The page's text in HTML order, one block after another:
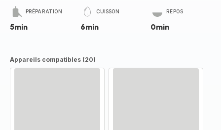
PRÉPARATION
5min
CUISSON
6min
REPOS
0min
Appareils compatibles (20)